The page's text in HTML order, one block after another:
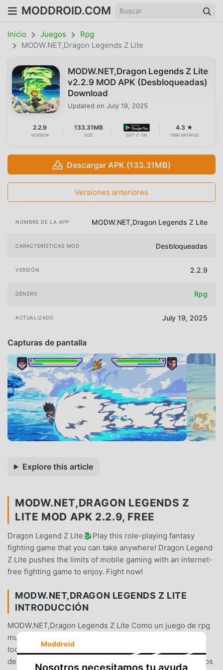
MODDROID.COM
Inicio Juegos
Rpg
MODW.NET,Dragon Legends Z Lite
MODW.NET,Dragon Legends Z Lite
v2.2.9 MOD APK (Desbloqueadas)
Download
Updated on July 19, 2025
2.2.9
VERSION
133.31MB
SIZE GET IT ON
4.3 ★
1698 RATINGS
Descargar APK (133.31MB)
Versiones anteriores
NOMBRE DE LA APP MODW.NET,Dragon Legends Z Lite
CARACTERÍSTICAS MOD Desbloqueadas
VERSIÓN 2.2.9
GÉNERO Rpg
ACTUALIZADO July 19, 2025
Capturas de pantalla
Explore this article
MODW.NET,DRAGON LEGENDS Z
LITE MOD APK 2.2.9, FREE
Dragon Legend Z Lite🐉Play this role-playing fantasy
fighting game that you can take anywhere! Dragon Legend
Z Lite pushes the limits of mobile gaming with an internet-
free fighting game to enjoy. Fight now!
MODW.NET,DRAGON LEGENDS Z LITE
INTRODUCCIÓN
MODW.NET,Dragon Legends Z Lite Como un juego de rpg
muy popular recientemente, ganó muchos fanáticos en
todo el mundo que aman los juegos de rpg . Si desea
descargar este juego, como el sitio de descarga de juegos
Moddroid